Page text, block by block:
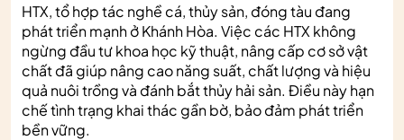
HTX, tổ hợp tác nghề cá, thủy sản, đóng tàu đang
phát triển mạnh ở Khánh Hòa. Việc các HTX không
ngừng đầu tư khoa học kỹ thuật, nâng cấp cơ sở vật
chất đã giúp nâng cao năng suất, chất lượng và hiệu
quả nuôi trồng và đánh bắt thủy hải sản. Điều này hạn
chế tình trạng khai thác gần bờ, bảo đảm phát triển
bền vững.